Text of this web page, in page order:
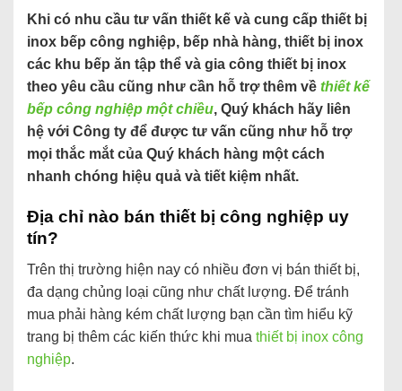
Khi có nhu cầu tư vấn thiết kế và cung cấp thiết bị
inox bếp công nghiệp, bếp nhà hàng, thiết bị inox
các khu bếp ăn tập thể và gia công thiết bị inox
theo yêu cầu cũng như cần hỗ trợ thêm về thiết kế
bếp công nghiệp một chiều, Quý khách hãy liên
hệ với Công ty để được tư vấn cũng như hỗ trợ
mọi thắc mắt của Quý khách hàng một cách
nhanh chóng hiệu quả và tiết kiệm nhất.
Địa chỉ nào bán thiết bị công nghiệp uy
tín?
Trên thị trường hiện nay có nhiều đơn vị bán thiết bị,
đa dạng chủng loại cũng như chất lượng. Để tránh
mua phải hàng kém chất lượng bạn cần tìm hiểu kỹ
trang bị thêm các kiến thức khi mua thiết bị inox công
nghiệp.